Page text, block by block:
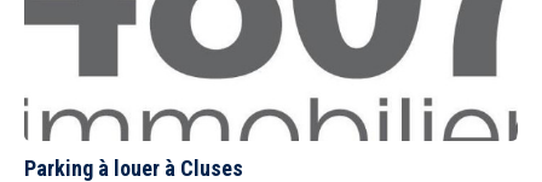
Parking à louer à Cluses